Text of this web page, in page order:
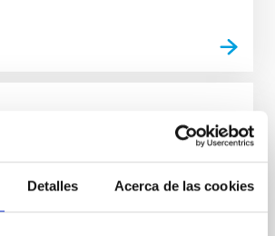
Detalles Acerca de las cookies
un supercúmulo de galaxias